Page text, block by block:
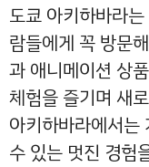
도쿄 아키하바라
람들에게 꼭 방문
과 애니메이션 상
체험을 즐기며 새
아키하바라에서는
수 있는 멋진 경험